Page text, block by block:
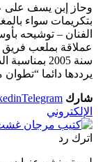
وحاز إبن يسف على
بتكريمات سواء
الفنان – توشيحه
عملاقة بملعب
سنة 2005
يرددها دائما
شارك Telegram
الإلكتروني
اترك رد